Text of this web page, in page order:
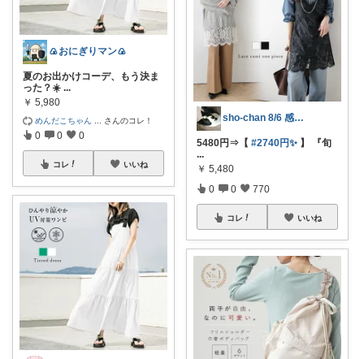
🍙おにぎりマン🍙
夏のお出かけコーデ、もう決ま
った？☀️ ...
￥ 5,980
めんだこちゃん さんのコレ！
0 0 0
コレ いいね
sho-chan 8/6 感謝🩷
5480円⇒【 #2740円✨️ 】 『旬
...
￥ 5,480
0 0 770
コレ いいね